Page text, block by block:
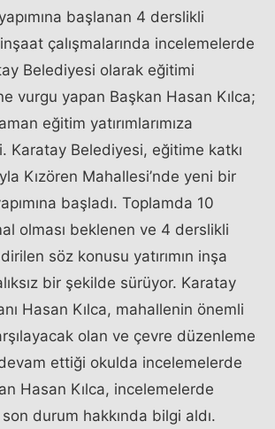
başlanan 4 derslikli
çalışmalarında incelemelerde
Belediyesi olarak eğitimi
vurgu yapan Başkan Hasan Kılca;
eğitim yatırımlarımıza
Karatay Belediyesi, eğitime katkı
Kızören Mahallesi’nde yeni bir
başladı. Toplamda 10
olması beklenen ve 4 derslikli
söz konusu yatırımın inşa
bir şekilde sürüyor. Karatay
Hasan Kılca, mahallenin önemli
olan ve çevre düzenleme
devam ettiği okulda incelemelerde
Hasan Kılca, incelemelerde
durum hakkında bilgi aldı.